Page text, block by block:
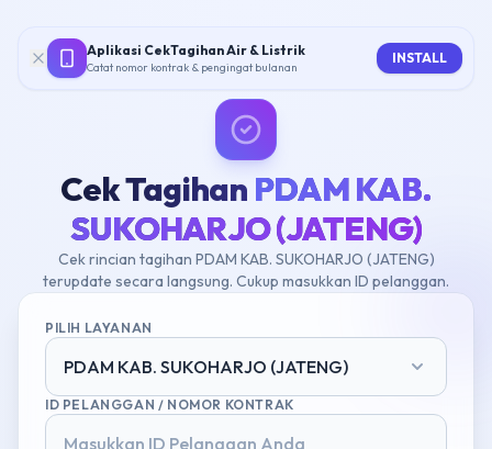
Aplikasi CekTagihan Air & Listrik
Catat nomor kontrak & pengingat bulanan
INSTALL
Cek Tagihan PDAM KAB.
SUKOHARJO (JATENG)
Cek rincian tagihan PDAM KAB. SUKOHARJO (JATENG)
terupdate secara langsung. Cukup masukkan ID pelanggan.
PILIH LAYANAN
PDAM KAB. SUKOHARJO (JATENG)
ID PELANGGAN / NOMOR KONTRAK